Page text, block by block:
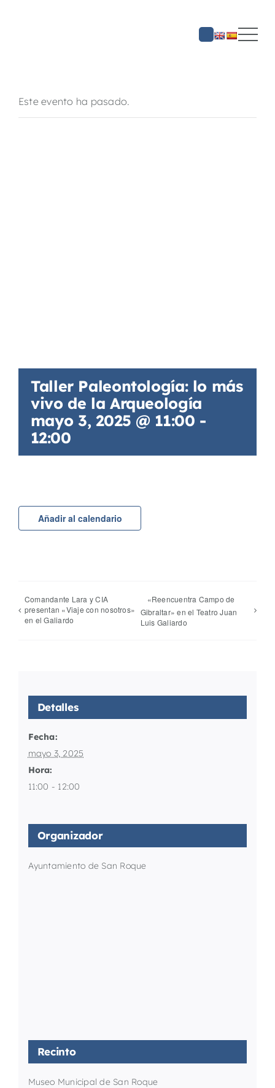
Este evento ha pasado.
Taller Paleontología: lo más
vivo de la Arqueología
mayo 3, 2025 @ 11:00 -
12:00
Añadir al calendario
Comandante Lara y CIA
presentan «Viaje con nosotros»
en el Galiardo
«Reencuentra Campo de
Gibraltar» en el Teatro Juan
Luis Galiardo
Detalles
Fecha:
mayo 3, 2025
Hora:
11:00 - 12:00
Organizador
Ayuntamiento de San Roque
Recinto
Museo Municipal de San Roque